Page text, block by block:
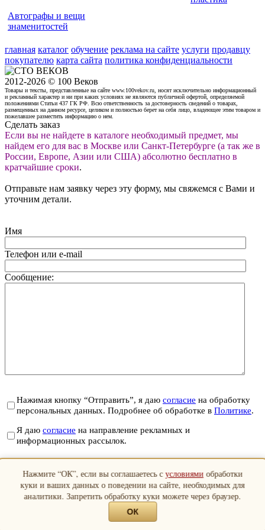
Автографы и вещи
знаменитостей
главная каталог обучение реклама на сайте услуги продавцу
покупателю карта сайта политика конфиденциальности
2012-2026 © 100 Веков
Товары и тексты, представленные на сайте www.100vekov.ru, носят исключительно информационный
и рекламный характер и ни при каких условиях не являются публичной офертой, определяемой
положениями Статьи 437 ГК РФ. Всю ответственность за достоверность сведений о товарах,
размещенных на данном ресурсе, целиком и полностью берет на себя лицо, владеющее этим товаром и
пожелавшее разместить информацию о нем.
Сделать заказ
Если вы не найдете в каталоге необходимый предмет, мы
найдем его для вас в Москве или Санкт-Петербурге (а так же в
России, Европе, Азии или США) абсолютно бесплатно в
кратчайшие сроки.
Отправьте нам заявку через эту форму, мы свяжемся с Вами и
уточним детали.
Имя
Телефон или e-mail
Сообщение:
Нажимая кнопку “Отправить”, я даю согласие на обработку
персональных данных. Подробнее об обработке в Политике.
Я даю согласие на направление рекламных и
информационных рассылок.
Отправить
Закрыть
Нажмите “ОК”, если вы соглашаетесь сусловиями обработки
куки и ваших данных о поведении на сайте, необходимых для
аналитики. Запретить обработку куки можете через браузер.
ОК